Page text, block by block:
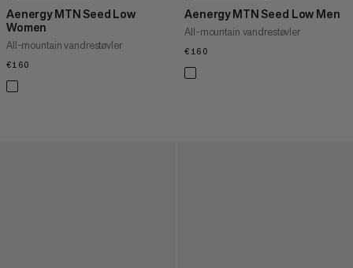
Aenergy MTN Seed Low
Women
All-mountain vandrestøvler
€160
Aenergy MTN Seed Low Men
All-mountain vandrestøvler
€160